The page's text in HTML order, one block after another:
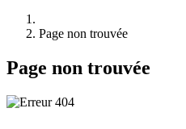
Page non trouvée
Page non trouvée